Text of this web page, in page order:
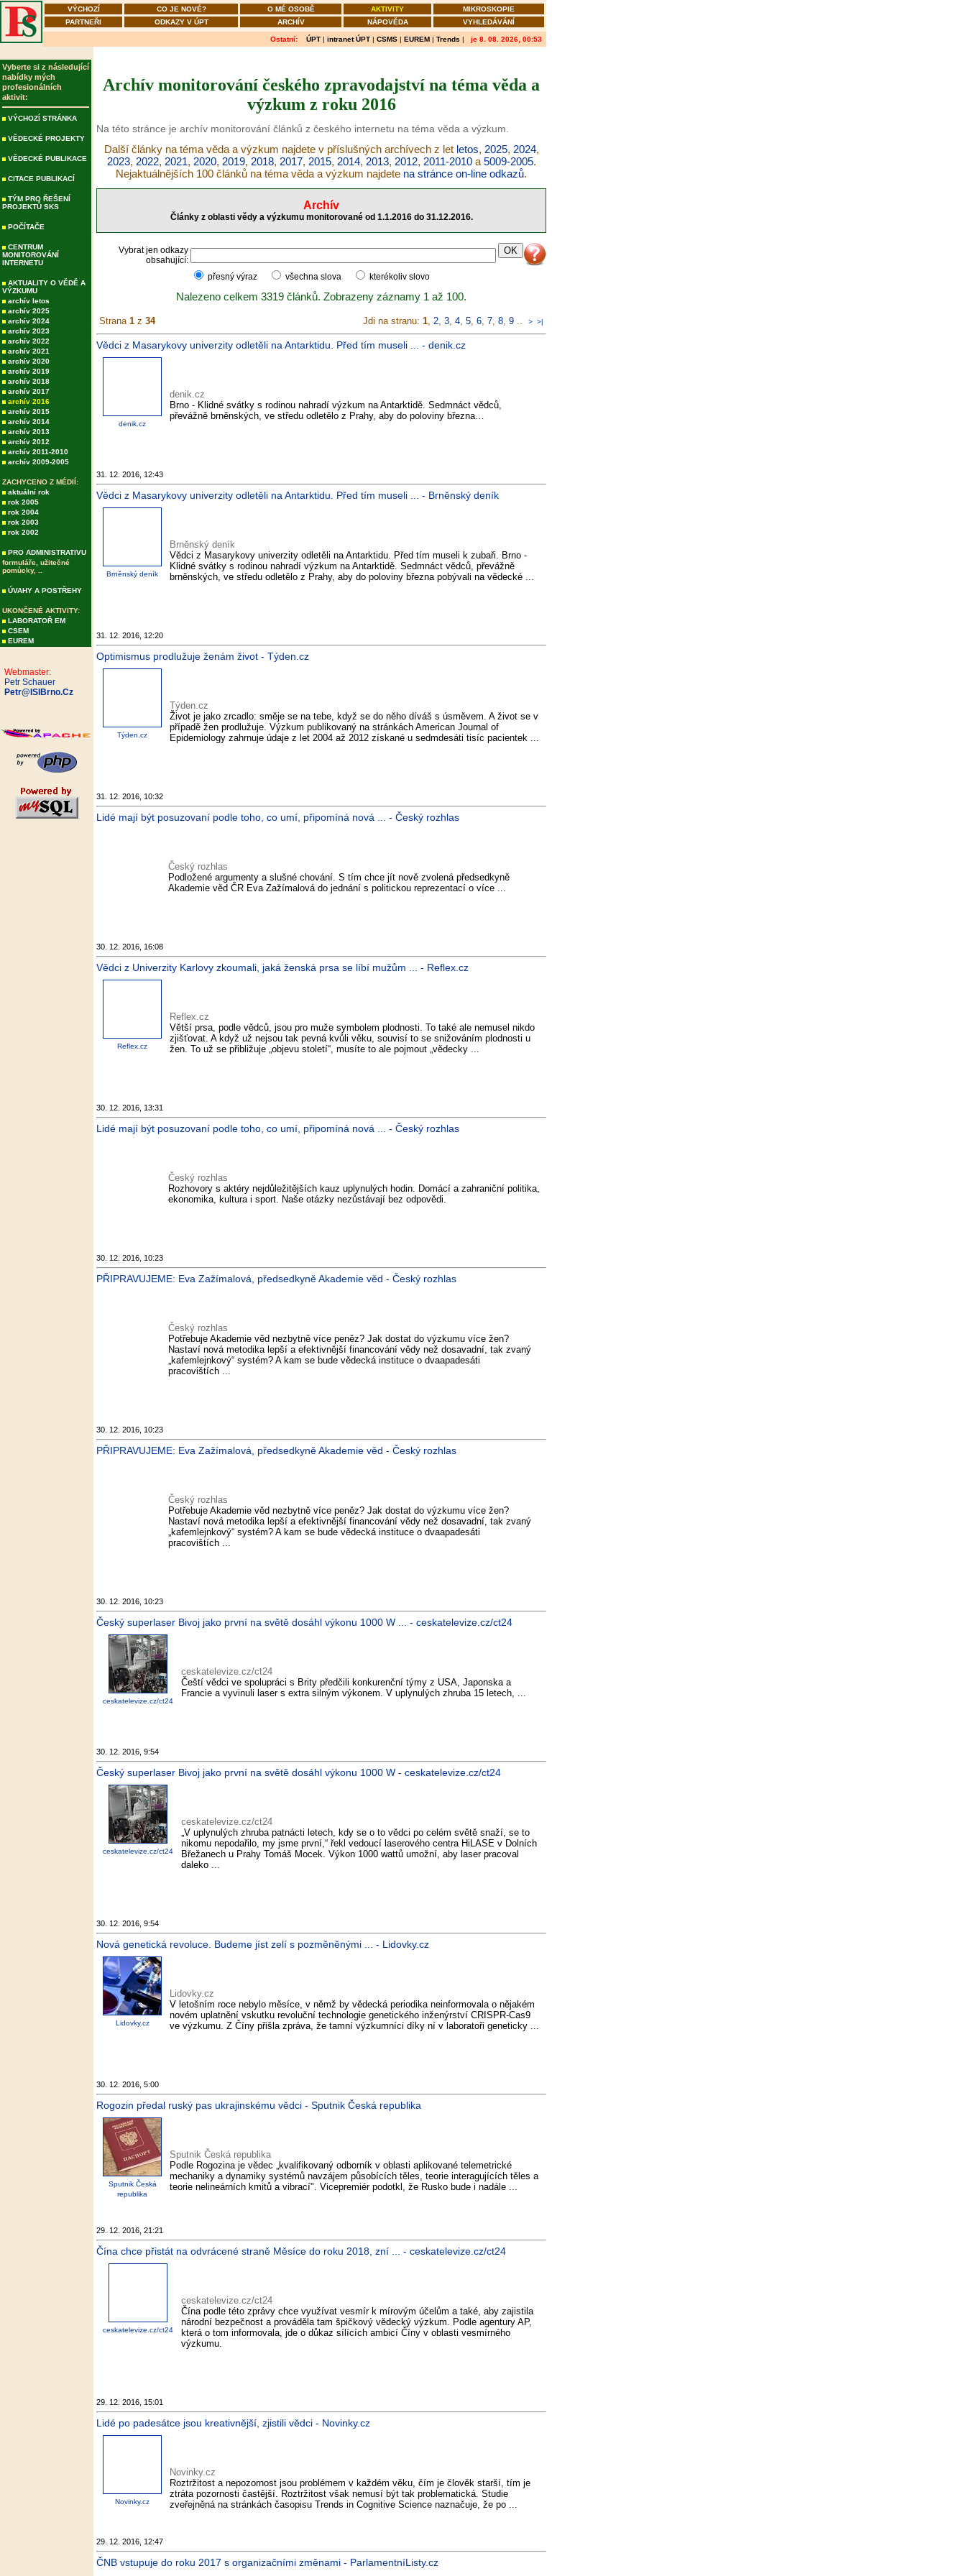
VÝCHOZÍ CO JE NOVÉ? O MÉ OSOBĚ AKTIVITY
MIKROSKOPIE
PARTNEŘI
ODKAZY V ÚPT ARCHÍV NÁPOVĚDA VYHLEDÁVÁNÍ
Ostatní: ÚPT | intranet ÚPT | CSMS | EUREM | Trends | je 8. 08. 2026, 00:53
Vyberte si z následující
nabídky mých
profesionálních
aktivit:
VÝCHOZÍ STRÁNKA
VĚDECKÉ PROJEKTY
VĚDECKÉ PUBLIKACE
CITACE PUBLIKACÍ
TÝM PRO ŘEŠENÍ
PROJEKTŮ SKS
POČÍTAČE
CENTRUM
MONITOROVÁNÍ
INTERNETU
AKTUALITY O VĚDĚ A
VÝZKUMU
archív letos
archív 2025
archív 2024
archív 2023
archív 2022
archív 2021
archív 2020
archív 2019
archív 2018
archív 2017
archív 2016
archív 2015
archív 2014
archív 2013
archív 2012
archív 2011-2010
archív 2009-2005
ZACHYCENO Z MÉDIÍ:
aktuální rok
rok 2005
rok 2004
rok 2003
rok 2002
PRO ADMINISTRATIVU
formuláře, užitečné
pomůcky, ..
ÚVAHY A POSTŘEHY
UKONČENÉ AKTIVITY:
LABORATOŘ EM
CSEM
EUREM
Webmaster:
Petr Schauer
Petr@ISIBrno.Cz
Archív monitorování českého zpravodajství na téma věda a
výzkum z roku 2016
Na této stránce je archív monitorování článků z českého internetu na téma věda a výzkum.
Další články na téma věda a výzkum najdete v příslušných archívech z let letos, 2025, 2024,
2023, 2022, 2021, 2020, 2019, 2018, 2017, 2015, 2014, 2013, 2012, 2011-2010a 5009-2005.
Nejaktuálnějších 100 článků na téma věda a výzkum najdete na stránce on-line odkazů.
Archív
Články z oblasti vědy a výzkumu monitorované od 1.1.2016 do 31.12.2016.
Vybrat jen odkazy
obsahující:
přesný výraz
všechna slova kterékoliv slovo
Nalezeno celkem 3319 článků. Zobrazeny záznamy 1 až 100.
Strana 1 z 34 Jdi na stranu: 1, 2, 3, 4, 5, 6, 7, 8, 9 .. > >|
Vědci z Masarykovy univerzity odletěli na Antarktidu. Před tím museli ... - denik.cz
denik.cz
denik.cz
Brno - Klidné svátky s rodinou nahradí výzkum na Antarktidě. Sedmnáct vědců,
převážně brněnských, ve středu odletělo z Prahy, aby do poloviny března…
31. 12. 2016, 12:43
Vědci z Masarykovy univerzity odletěli na Antarktidu. Před tím museli ... - Brněnský deník
Brněnský deník
Brněnský deník
Vědci z Masarykovy univerzity odletěli na Antarktidu. Před tím museli k zubaři. Brno -
Klidné svátky s rodinou nahradí výzkum na Antarktidě. Sedmnáct vědců, převážně
brněnských, ve středu odletělo z Prahy, aby do poloviny března pobývali na vědecké ...
31. 12. 2016, 12:20
Optimismus prodlužuje ženám život - Týden.cz
Týden.cz
Týden.cz
Život je jako zrcadlo: směje se na tebe, když se do něho díváš s úsměvem. A život se v
případě žen prodlužuje. Výzkum publikovaný na stránkách American Journal of
Epidemiology zahrnuje údaje z let 2004 až 2012 získané u sedmdesáti tisíc pacientek ...
31. 12. 2016, 10:32
Lidé mají být posuzovaní podle toho, co umí, připomíná nová ... - Český rozhlas
Český rozhlas
Podložené argumenty a slušné chování. S tím chce jít nově zvolená předsedkyně
Akademie věd ČR Eva Zažímalová do jednání s politickou reprezentací o více ...
30. 12. 2016, 16:08
Vědci z Univerzity Karlovy zkoumali, jaká ženská prsa se líbí mužům ... - Reflex.cz
Reflex.cz
Reflex.cz
Větší prsa, podle vědců, jsou pro muže symbolem plodnosti. To také ale nemusel nikdo
zjišťovat. A když už nejsou tak pevná kvůli věku, souvisí to se snižováním plodnosti u
žen. To už se přibližuje „objevu století“, musíte to ale pojmout „vědecky ...
30. 12. 2016, 13:31
Lidé mají být posuzovaní podle toho, co umí, připomíná nová ... - Český rozhlas
Český rozhlas
Rozhovory s aktéry nejdůležitějších kauz uplynulých hodin. Domácí a zahraniční politika,
ekonomika, kultura i sport. Naše otázky nezůstávají bez odpovědi.
30. 12. 2016, 10:23
PŘIPRAVUJEME: Eva Zažímalová, předsedkyně Akademie věd - Český rozhlas
Český rozhlas
Potřebuje Akademie věd nezbytně více peněz? Jak dostat do výzkumu více žen?
Nastaví nová metodika lepší a efektivnější financování vědy než dosavadní, tak zvaný
„kafemlejnkový“ systém? A kam se bude vědecká instituce o dvaapadesáti
pracovištích ...
30. 12. 2016, 10:23
PŘIPRAVUJEME: Eva Zažímalová, předsedkyně Akademie věd - Český rozhlas
Český rozhlas
Potřebuje Akademie věd nezbytně více peněz? Jak dostat do výzkumu více žen?
Nastaví nová metodika lepší a efektivnější financování vědy než dosavadní, tak zvaný
„kafemlejnkový“ systém? A kam se bude vědecká instituce o dvaapadesáti
pracovištích ...
30. 12. 2016, 10:23
Český superlaser Bivoj jako první na světě dosáhl výkonu 1000 W ... - ceskatelevize.cz/ct24
ceskatelevize.cz/ct24
ceskatelevize.cz/ct24
Čeští vědci ve spolupráci s Brity předčili konkurenční týmy z USA, Japonska a
Francie a vyvinuli laser s extra silným výkonem. V uplynulých zhruba 15 letech, ...
30. 12. 2016, 9:54
Český superlaser Bivoj jako první na světě dosáhl výkonu 1000 W - ceskatelevize.cz/ct24
ceskatelevize.cz/ct24
ceskatelevize.cz/ct24
„V uplynulých zhruba patnácti letech, kdy se o to vědci po celém světě snaží, se to
nikomu nepodařilo, my jsme první,“ řekl vedoucí laserového centra HiLASE v Dolních
Břežanech u Prahy Tomáš Mocek. Výkon 1000 wattů umožní, aby laser pracoval
daleko ...
30. 12. 2016, 9:54
Nová genetická revoluce. Budeme jíst zelí s pozměněnými ... - Lidovky.cz
Lidovky.cz
Lidovky.cz
V letošním roce nebylo měsíce, v němž by vědecká periodika neinformovala o nějakém
novém uplatnění vskutku revoluční technologie genetického inženýrství CRISPR-Cas9
ve výzkumu. Z Číny přišla zpráva, že tamní výzkumníci díky ní v laboratoři geneticky ...
30. 12. 2016, 5:00
Rogozin předal ruský pas ukrajinskému vědci - Sputnik Česká republika
Sputnik Česká
republika
Sputnik Česká republika
Podle Rogozina je vědec „kvalifikovaný odborník v oblasti aplikované telemetrické
mechaniky a dynamiky systémů navzájem působících těles, teorie interagujících těles a
teorie nelineárních kmitů a vibrací". Vicepremiér podotkl, že Rusko bude i nadále ...
29. 12. 2016, 21:21
Čína chce přistát na odvrácené straně Měsíce do roku 2018, zní ... - ceskatelevize.cz/ct24
ceskatelevize.cz/ct24
ceskatelevize.cz/ct24
Čína podle této zprávy chce využívat vesmír k mírovým účelům a také, aby zajistila
národní bezpečnost a prováděla tam špičkový vědecký výzkum. Podle agentury AP,
která o tom informovala, jde o důkaz sílících ambicí Číny v oblasti vesmírného
výzkumu.
29. 12. 2016, 15:01
Lidé po padesátce jsou kreativnější, zjistili vědci - Novinky.cz
Novinky.cz
Novinky.cz
Roztržitost a nepozornost jsou problémem v každém věku, čím je člověk starší, tím je
ztráta pozornosti častější. Roztržitost však nemusí být tak problematická. Studie
zveřejněná na stránkách časopisu Trends in Cognitive Science naznačuje, že po ...
29. 12. 2016, 12:47
ČNB vstupuje do roku 2017 s organizačními změnami - ParlamentníListy.cz